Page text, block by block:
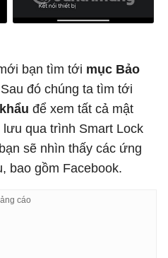
bạn tìm tới mục Bảo
đó chúng ta tìm tới
để xem tất cả mật
qua trình Smart Lock
sẽ nhìn thấy các ứng
bao gồm Facebook.